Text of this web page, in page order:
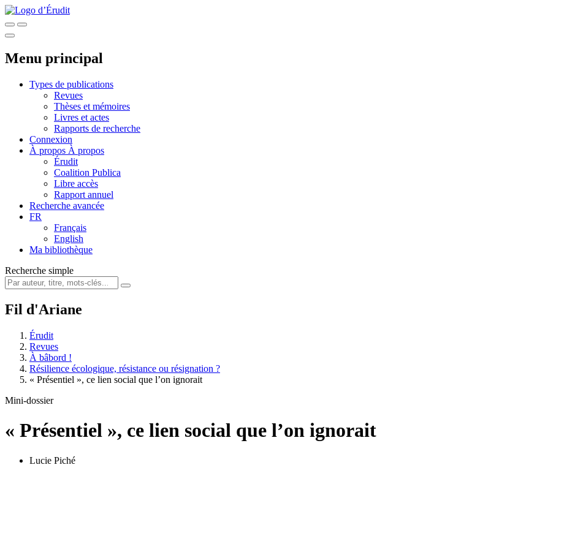
Menu principal
Types de publications
Revues
Thèses et mémoires
Livres et actes
Rapports de recherche
Connexion
À propos À propos
Érudit
Coalition Publica
Libre accès
Rapport annuel
Recherche avancée
FR
Français
English
Ma bibliothèque
Recherche simple
Fil d'Ariane
Érudit
Revues
À bâbord !
Résilience écologique, résistance ou résignation ?
« Présentiel », ce lien social que l’on ignorait
Mini-dossier
« Présentiel », ce lien social que l’on ignorait
Lucie Piché